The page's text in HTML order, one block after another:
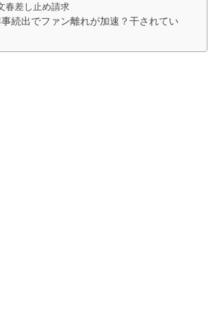
差し止め請求
続出でファン離れが加速？干されてい